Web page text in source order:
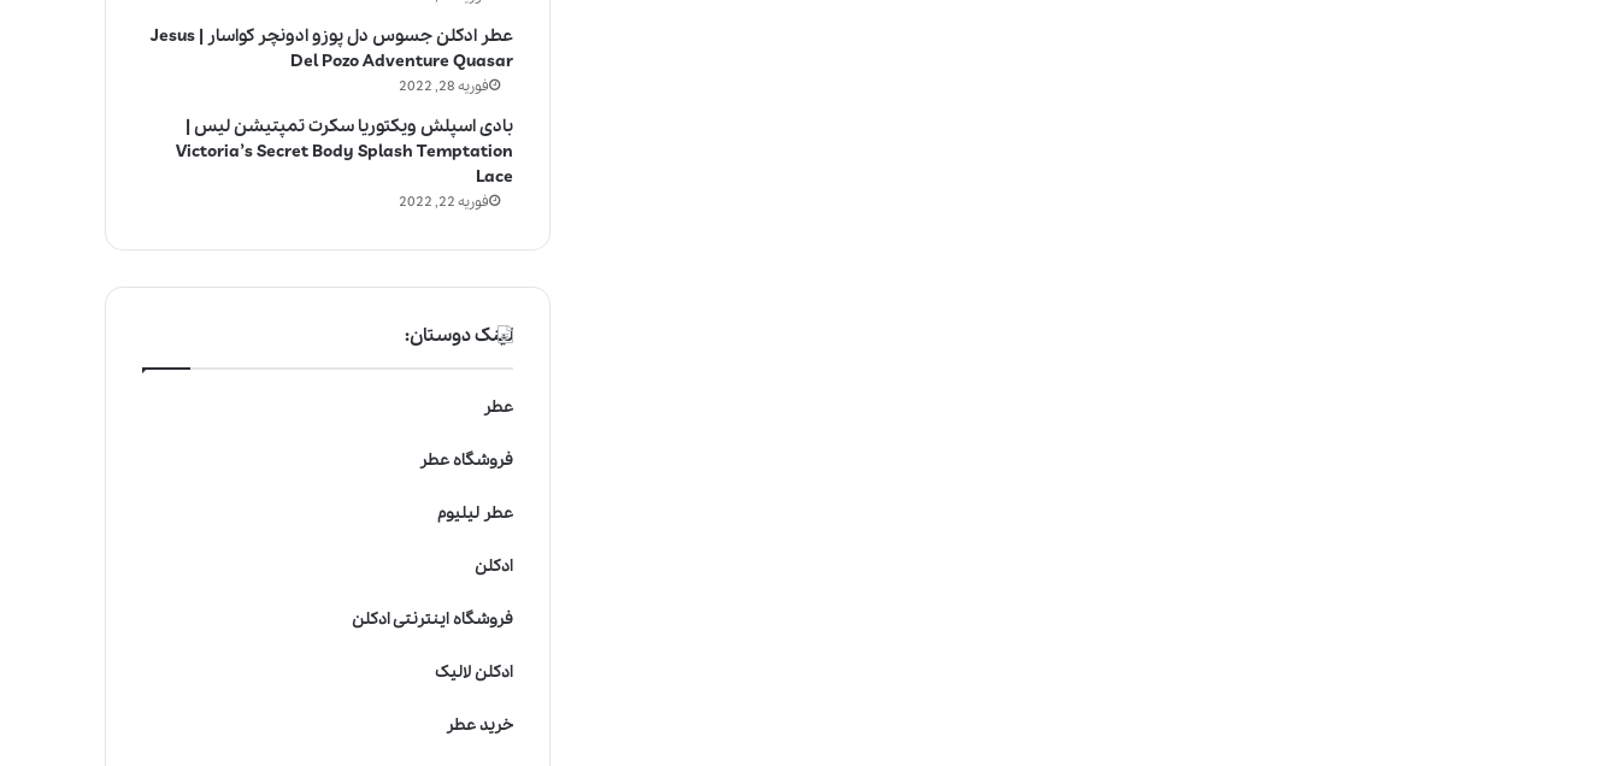
عطر ادکلن جسوس دل پوزو ادونچر کواسار | Jesus
Del Pozo Adventure Quasar
فوریه 28, 2022
بادی اسپلش ویکتوریا سکرت تمپتیشن لیس |
Victoria’s Secret Body Splash Temptation
Lace
فوریه 22, 2022
لینک دوستان:
عطر
فروشگاه عطر
عطر لیلیوم
ادکلن
فروشگاه اینترنتی ادکلن
ادکلن لالیک
خرید عطر